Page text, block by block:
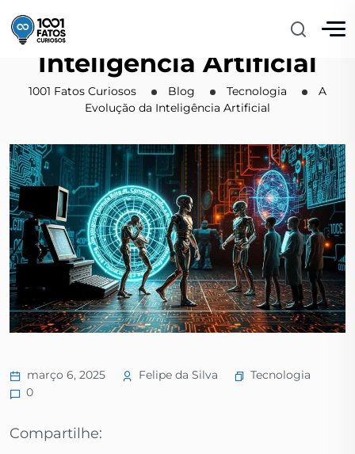
Inteligência Artificial
1001 Fatos Curiosos Blog Tecnologia
A
Evolução da Inteligência Artificial
março 6, 2025 Felipe da Silva
Tecnologia
0
Compartilhe: